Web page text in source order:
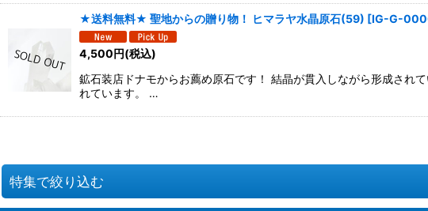
★送料無料★ 聖地からの贈り物！ ヒマラヤ水晶原石(59) [IG-G-
4,500円(税込)
鉱石装店ドナモからお薦め原石です！ 結晶が貫入しながら形成され
れています。 …
特集で絞り込む